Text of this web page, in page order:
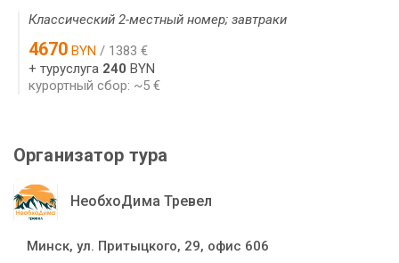
Классический 2-местный номер; завтраки
4670 BYN / 1383 €
+ туруслуга 240 BYN
курортный сбор: ~5 €
Организатор тура
НеобхоДима Тревел
Минск, ул. Притыцкого, 29, офис 606